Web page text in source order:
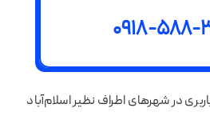
0918-588-
در شهرهای اطراف نظیر اسلام‌آباد